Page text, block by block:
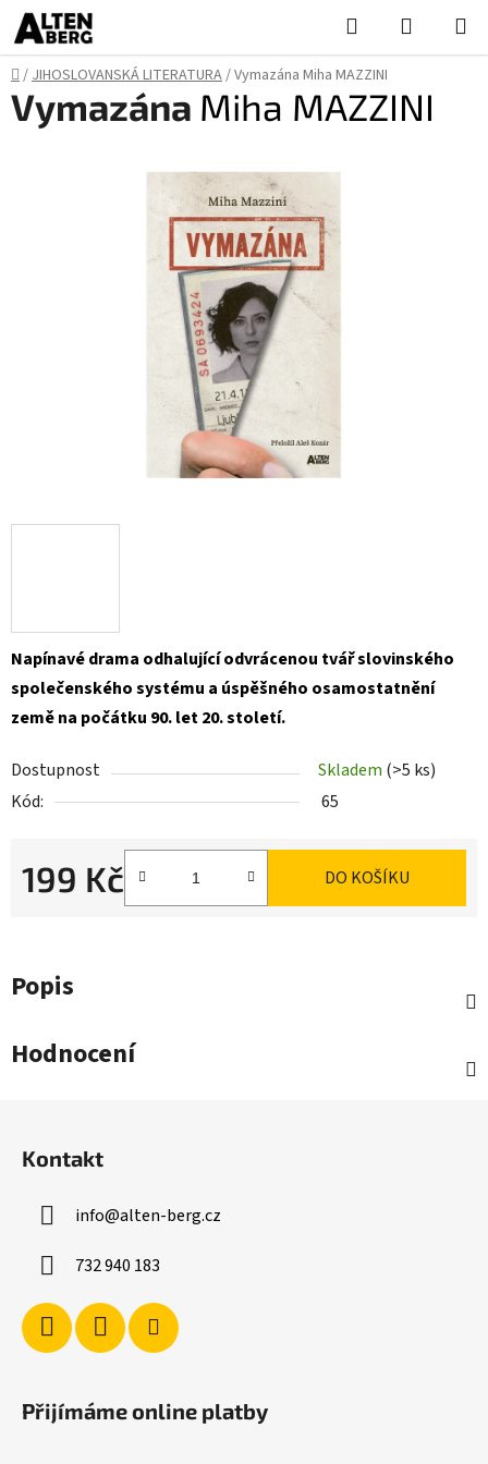
Přejít
na
obsah
Hledat
KOŠÍK
Domů
/JIHOSLOVANSKÁ LITERATURA/Vymazána Miha MAZZINI
Napínavé drama odhalující odvrácenou tvář slovinského
společenského systému a úspěšného osamostatnění
země na počátku 90. let 20. století.
Dostupnost Skladem (>5 ks)
Kód:
65
199 Kč DO KOŠÍKU
Vymazána Miha MAZZINI
Popis
Hodnocení
Kontakt
info@alten-berg.cz
732 940 183
Přijímáme online platby